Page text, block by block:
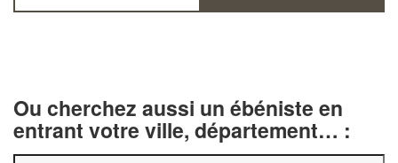
Ou cherchez aussi un ébéniste en
entrant votre ville, département… :